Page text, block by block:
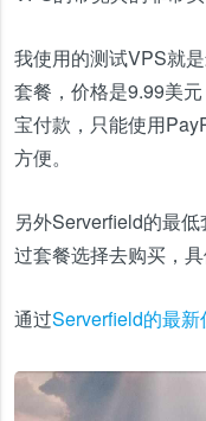
我使用的测试VPS就
套餐，价格是9.99美
宝付款，只能使用
方便。
另外Serverfield的最
过套餐选择去购买，
通过Serverfield的最新